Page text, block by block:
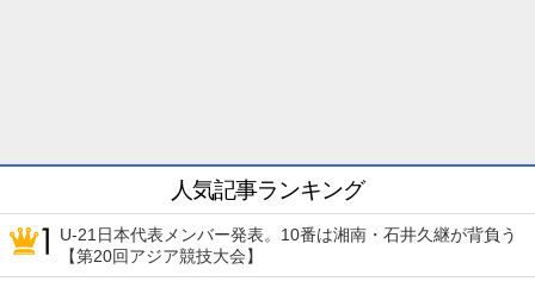
人気記事ランキング
U-21日本代表メンバー発表。10番は湘南・石井久継が背負う
【第20回アジア競技大会】